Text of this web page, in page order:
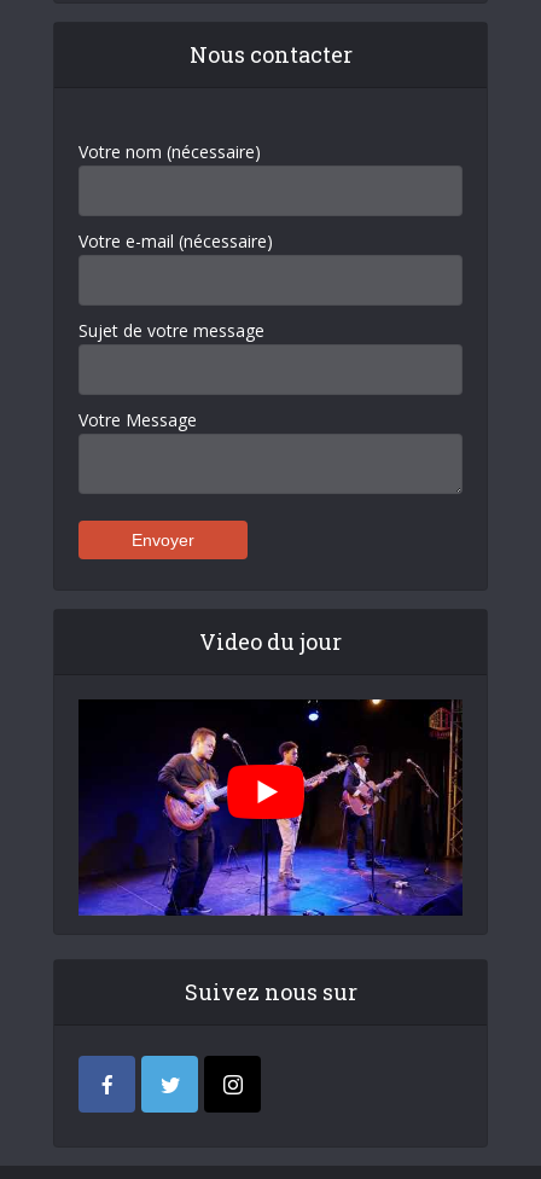
Nous contacter
Votre nom (nécessaire)
Votre e-mail (nécessaire)
Sujet de votre message
Votre Message
Video du jour
Suivez nous sur